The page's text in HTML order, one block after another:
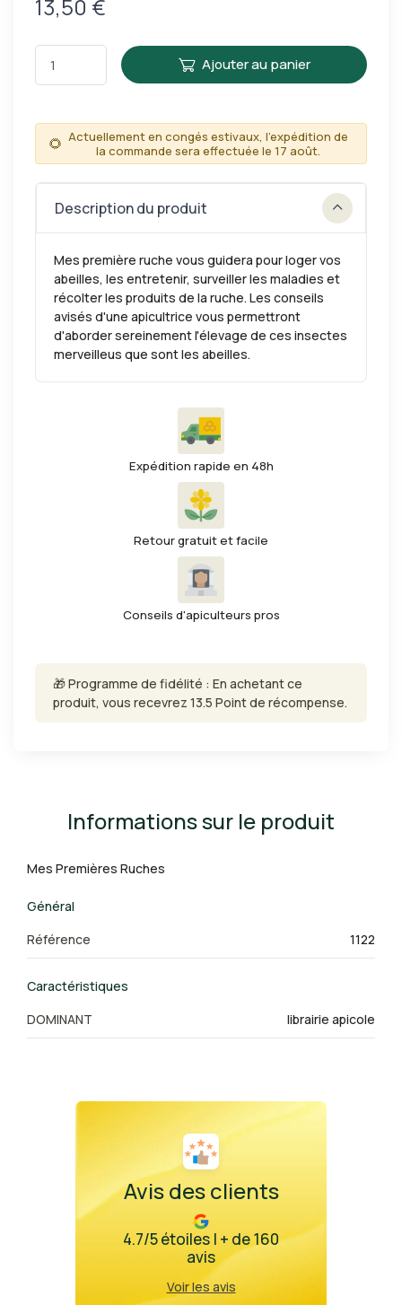
13,50 €
Ajouter au panier
🌻 Actuellement en congés estivaux, l'expédition de
la commande sera effectuée le 17 août.
Description du produit
Mes première ruche vous guidera pour loger vos
abeilles, les entretenir, surveiller les maladies et
récolter les produits de la ruche. Les conseils
avisés d'une apicultrice vous permettront
d'aborder sereinement l'élevage de ces insectes
merveilleus que sont les abeilles.
Expédition rapide en 48h
Retour gratuit et facile
Conseils d'apiculteurs pros
🎁 Programme de fidélité : En achetant ce
produit, vous recevrez 13.5 Point de récompense.
Informations sur le produit
Mes Premières Ruches
Général
Référence
1122
Caractéristiques
DOMINANT
librairie apicole
Avis des clients
4.7/5 étoiles | + de 160
avis
Voir les avis